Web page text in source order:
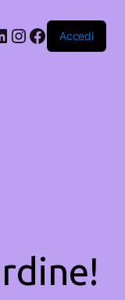
Instagram
Facebook
Accedi